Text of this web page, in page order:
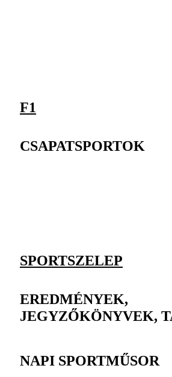
F1
CSAPATSPORTOK
SPORTSZELEP
EREDMÉNYEK,
JEGYZŐKÖNYVEK,
NAPI SPORTMŰSOR